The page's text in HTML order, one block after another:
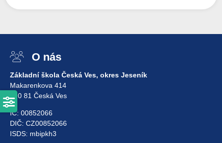
O nás
Základní škola Česká Ves, okres Jeseník
Makarenkova 414
790 81 Česká Ves
IČ: 00852066
DIČ: CZ00852066
ISDS: mbipkh3